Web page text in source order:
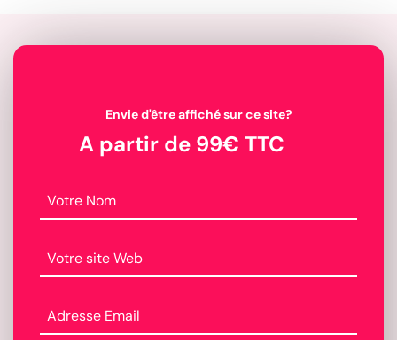
Envie d'être affiché sur ce site?
A partir de 99€ TTC